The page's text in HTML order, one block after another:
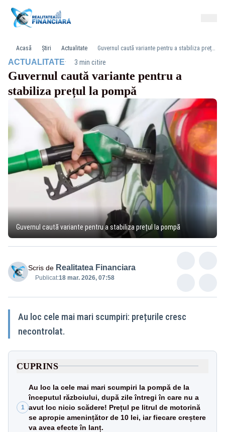
Acasă Știri Actualitate Guvernul caută variante pentru a stabiliza prețul la pompă
ACTUALITATE· 3 min citire
Guvernul caută variante pentru a
stabiliza prețul la pompă
Guvernul caută variante pentru a stabiliza prețul la pompă
Scris de Realitatea Financiara
Publicat:18 mar. 2026, 07:58
Au loc cele mai mari scumpiri: prețurile cresc
necontrolat.
CUPRINS
1
Au loc la cele mai mari scumpiri la pompă de la
începutul războiului, după zile întregi în care nu a
avut loc nicio scădere! Prețul pe litrul de motorină
se apropie amenințător de 10 lei, iar fiecare creștere
va avea efecte în lanț.